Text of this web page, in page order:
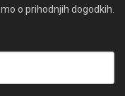
o prihodnjih dogodkih.